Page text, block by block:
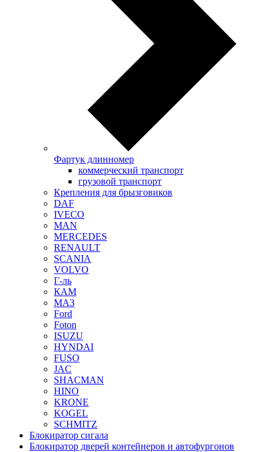
Фартук длинномер
коммерческий транспорт
грузовой транспорт
Крепления для брызговиков
DAF
IVECO
MAN
MERCEDES
RENAULT
SCANIA
VOLVO
Г-ль
КАМ
МАЗ
Ford
Foton
ISUZU
HYNDAI
FUSO
JAC
SHACMAN
HINO
KRONE
KOGEL
SCHMITZ
Блокиратор сигала
Блокиратор дверей контейнеров и автофургонов